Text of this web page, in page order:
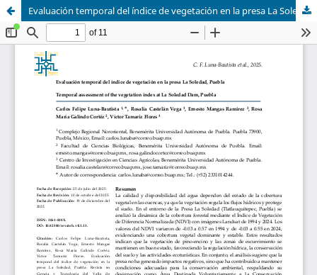
Evaluación temporal del índice de vegetación en la presa La Soledad, Puebla